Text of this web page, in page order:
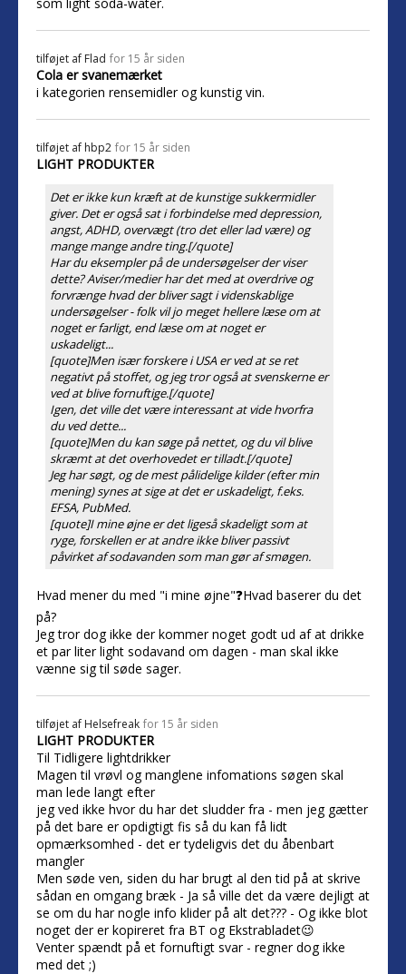
tilføjet af Flad for 15 år siden
Cola er svanemærket
i kategorien rensemidler og kunstig vin.
tilføjet af hbp2 for 15 år siden
LIGHT PRODUKTER
Det er ikke kun kræft at de kunstige sukkermidler
giver. Det er også sat i forbindelse med depression,
angst, ADHD, overvægt (tro det eller lad være) og
mange mange andre ting.[/quote]
Har du eksempler på de undersøgelser der viser
dette? Aviser/medier har det med at overdrive og
forvrænge hvad der bliver sagt i videnskablige
undersøgelser - folk vil jo meget hellere læse om at
noget er farligt, end læse om at noget er
uskadeligt...
[quote]Men især forskere i USA er ved at se ret
negativt på stoffet, og jeg tror også at svenskerne er
ved at blive fornuftige.[/quote]
Igen, det ville det være interessant at vide hvorfra
du ved dette...
[quote]Men du kan søge på nettet, og du vil blive
skræmt at det overhovedet er tilladt.[/quote]
Jeg har søgt, og de mest pålidelige kilder (efter min
mening) synes at sige at det er uskadeligt, f.eks.
EFSA, PubMed.
[quote]I mine øjne er det ligeså skadeligt som at
ryge, forskellen er at andre ikke bliver passivt
påvirket af sodavanden som man gør af smøgen.
Hvad mener du med "i mine øjne"❓Hvad baserer du det
på?
Jeg tror dog ikke der kommer noget godt ud af at drikke
et par liter light sodavand om dagen - man skal ikke
vænne sig til søde sager.
tilføjet af Helsefreak for 15 år siden
LIGHT PRODUKTER
Til Tidligere lightdrikker
Magen til vrøvl og manglene infomations søgen skal
man lede langt efter
jeg ved ikke hvor du har det sludder fra - men jeg gætter
på det bare er opdigtigt fis så du kan få lidt
opmærksomhed - det er tydeligvis det du åbenbart
mangler
Men søde ven, siden du har brugt al den tid på at skrive
sådan en omgang bræk - Ja så ville det da være dejligt at
se om du har nogle info klider på alt det??? - Og ikke blot
noget der er kopireret fra BT og Ekstrabladet😉
Venter spændt på et fornuftigt svar - regner dog ikke
med det ;)